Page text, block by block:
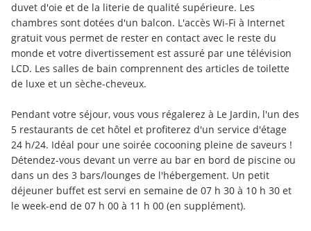
duvet d'oie et de la literie de qualité supérieure. Les
chambres sont dotées d'un balcon. L'accès Wi-Fi à Internet
gratuit vous permet de rester en contact avec le reste du
monde et votre divertissement est assuré par une télévision
LCD. Les salles de bain comprennent des articles de toilette
de luxe et un sèche-cheveux.
Pendant votre séjour, vous vous régalerez à Le Jardin, l'un des
5 restaurants de cet hôtel et profiterez d'un service d'étage
24 h/24. Idéal pour une soirée cocooning pleine de saveurs !
Détendez-vous devant un verre au bar en bord de piscine ou
dans un des 3 bars/lounges de l'hébergement. Un petit
déjeuner buffet est servi en semaine de 07 h 30 à 10 h 30 et
le week-end de 07 h 00 à 11 h 00 (en supplément).